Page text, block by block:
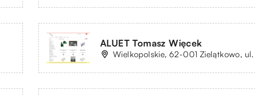
ALUET Tomasz Więcek
Wielkopolskie, 62-001 Zielątkowo, ul.